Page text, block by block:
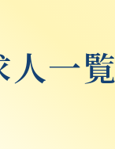
人一覧